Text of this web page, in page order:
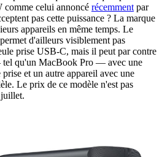
comme celui annoncé récemment par
pas cette puissance ? La marque
appareils en même temps. Le
d'ailleurs visiblement pas
prise USB-C, mais il peut par contre
qu'un MacBook Pro — avec une
et un autre appareil avec une
Le prix de ce modèle n'est pas